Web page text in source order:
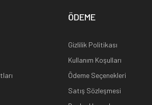
ÖDEME
Gizlilik Politikası
Kullanım Koşulları
Ödeme Seçenekleri
Satış Sözleşmesi